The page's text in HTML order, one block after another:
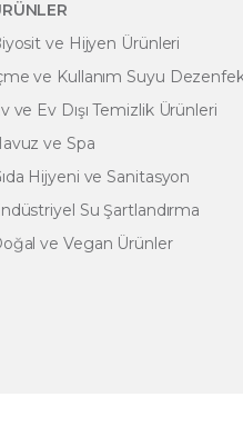
ve Hijyen Ürünleri
ve Kullanım Suyu
ve Ev Dışı Temizlik Ürünleri
ve Spa
Hijyeni ve Sanitasyon
Su Şartlandırma
ve Vegan Ürünler